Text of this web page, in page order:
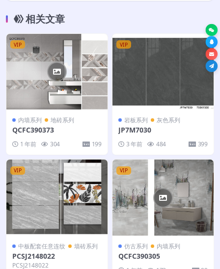
相关文章
VIP
内墙系列 地砖系列
QCFC390373
1 年前 304 199
VIP
岩板系列 灰色系列
JP7M7030
3 年前 484 399
VIP
中板配套任意连纹 墙砖系列
PCSJ2148022
PCSJ2148022
VIP
仿古系列 内墙系列
QCFC390305